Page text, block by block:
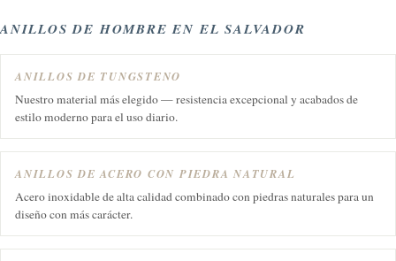
ANILLOS DE HOMBRE EN EL SALVADOR
ANILLOS DE TUNGSTENO
Nuestro material más elegido — resistencia excepcional y acabados de
estilo moderno para el uso diario.
ANILLOS DE ACERO CON PIEDRA NATURAL
Acero inoxidable de alta calidad combinado con piedras naturales para un
diseño con más carácter.